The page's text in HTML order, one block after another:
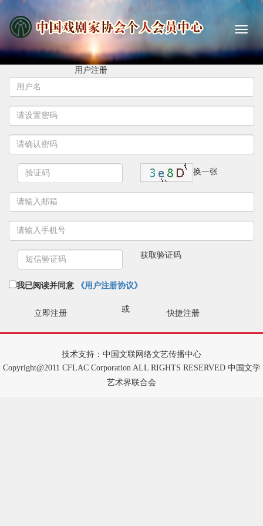
用户注册
换一张
获取验证码
我已阅读并同意 《用户注册协议》
立即注册 或 快捷注册
技术支持：中国文联网络文艺传播中心
Copyright@2011 CFLAC Corporation ALL RIGHTS RESERVED 中国文学
艺术界联合会